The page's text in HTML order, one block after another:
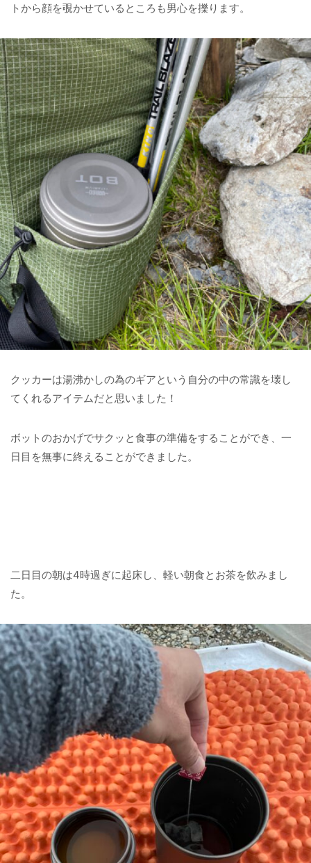
トから顔を覗かせているところも男心を擽ります。
クッカーは湯沸かしの為のギアという自分の中の常識を壊し
てくれるアイテムだと思いました！
ボットのおかげでサクッと食事の準備をすることができ、一
日目を無事に終えることができました。
二日目の朝は4時過ぎに起床し、軽い朝食とお茶を飲みまし
た。